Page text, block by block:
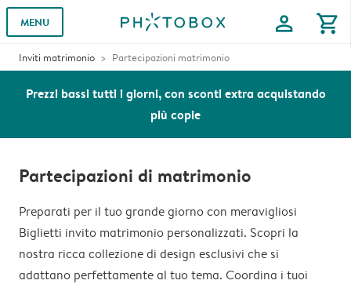
MENU profile shopping_cart
Inviti matrimonio Partecipazioni matrimonio
Prezzi bassi tutti i giorni, con sconti extra acquistando
più copie
Partecipazioni di matrimonio
Preparati per il tuo grande giorno con meravigliosi
Biglietti invito matrimonio personalizzati. Scopri la
nostra ricca collezione di design esclusivi che si
adattano perfettamente al tuo tema. Coordina i tuoi